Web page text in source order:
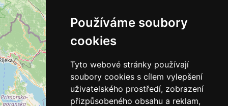
Používáme soubory
cookies
Tyto webové stránky používají
soubory cookies s cílem vylepšení
uživatelského prostředí, zobrazení
přizpůsobeného obsahu a reklam,